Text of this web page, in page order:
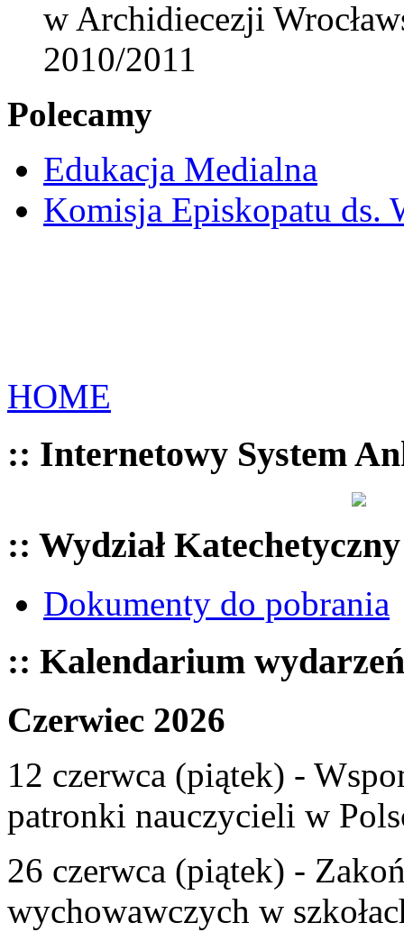
w Archidiecezji
2010/2011
Polecamy
Edukacja Medialna
Komisja Episkopatu ds.
HOME
:: Internetowy System
:: Wydział Katechetyczny
Dokumenty do pobrania
:: Kalendarium wydarzeń
Czerwiec 2026
12 czerwca (piątek) -
patronki nauczycieli w
26 czerwca (piątek) -
wychowawczych w